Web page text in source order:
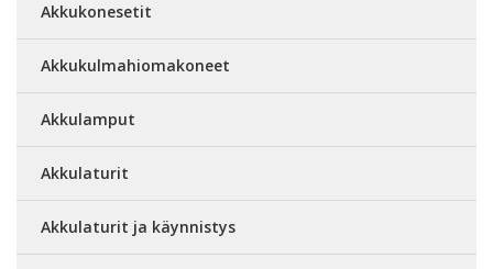
Akkukonesetit
Akkukulmahiomakoneet
Akkulamput
Akkulaturit
Akkulaturit ja käynnistys